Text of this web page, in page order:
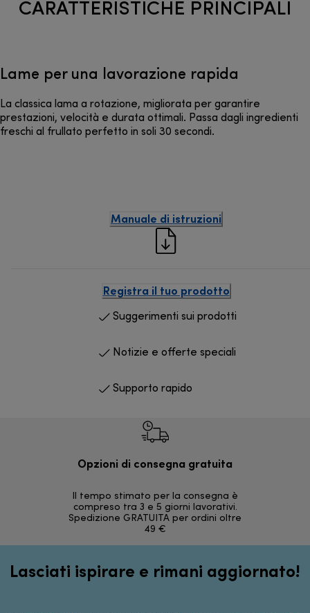
CARATTERISTICHE PRINCIPALI
Lame per una lavorazione rapida
La classica lama a rotazione, migliorata per garantire
prestazioni, velocità e durata ottimali. Passa dagli ingredienti
freschi al frullato perfetto in soli 30 secondi.
Manuale di istruzioni
Registra il tuo prodotto
Suggerimenti sui prodotti
Notizie e offerte speciali
Supporto rapido
Opzioni di consegna gratuita
Il tempo stimato per la consegna è
compreso tra 3 e 5 giorni lavorativi.
Spedizione GRATUITA per ordini oltre
49 €
Lasciati ispirare e rimani aggiornato!